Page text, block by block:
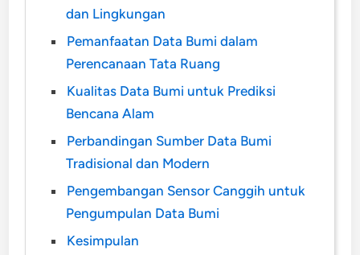
dan Lingkungan
Pemanfaatan Data Bumi dalam
Perencanaan Tata Ruang
Kualitas Data Bumi untuk Prediksi
Bencana Alam
Perbandingan Sumber Data Bumi
Tradisional dan Modern
Pengembangan Sensor Canggih untuk
Pengumpulan Data Bumi
Kesimpulan